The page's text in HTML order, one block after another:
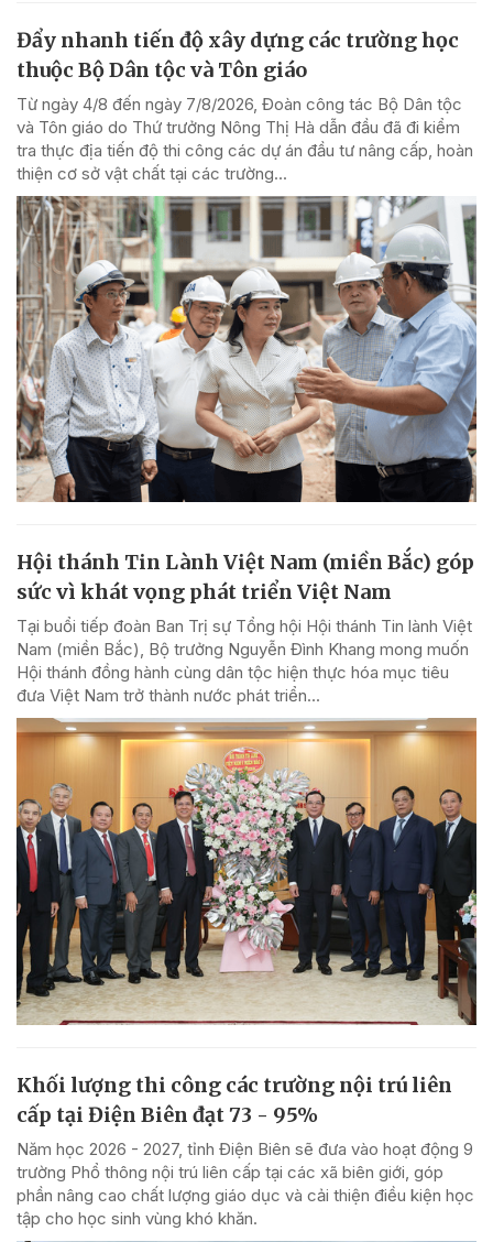
Đẩy nhanh tiến độ xây dựng các trường học
thuộc Bộ Dân tộc và Tôn giáo
Từ ngày 4/8 đến ngày 7/8/2026, Đoàn công tác Bộ Dân tộc
và Tôn giáo do Thứ trưởng Nông Thị Hà dẫn đầu đã đi kiểm
tra thực địa tiến độ thi công các dự án đầu tư nâng cấp, hoàn
thiện cơ sở vật chất tại các trường...
Hội thánh Tin Lành Việt Nam (miền Bắc) góp
sức vì khát vọng phát triển Việt Nam
Tại buổi tiếp đoàn Ban Trị sự Tổng hội Hội thánh Tin lành Việt
Nam (miền Bắc), Bộ trưởng Nguyễn Đình Khang mong muốn
Hội thánh đồng hành cùng dân tộc hiện thực hóa mục tiêu
đưa Việt Nam trở thành nước phát triển...
Khối lượng thi công các trường nội trú liên
cấp tại Điện Biên đạt 73 - 95%
Năm học 2026 - 2027, tỉnh Điện Biên sẽ đưa vào hoạt động 9
trường Phổ thông nội trú liên cấp tại các xã biên giới, góp
phần nâng cao chất lượng giáo dục và cải thiện điều kiện học
tập cho học sinh vùng khó khăn.